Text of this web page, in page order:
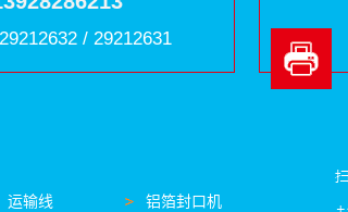
/ 29212631
运输线 铝箔封口机